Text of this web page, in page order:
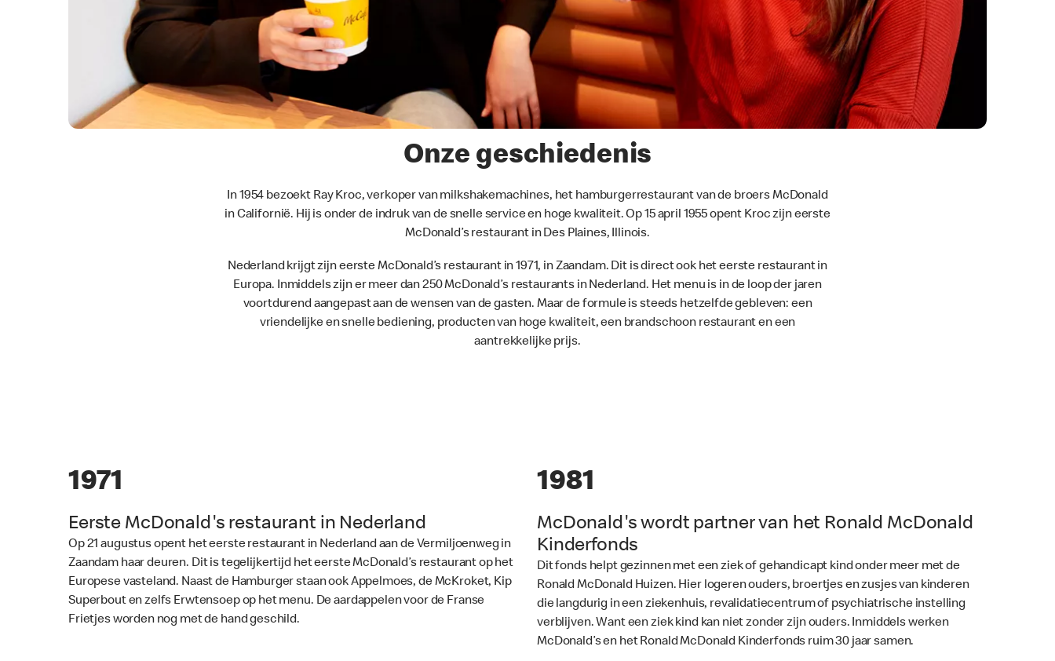
Onze geschiedenis
In 1954 bezoekt Ray Kroc, verkoper van milkshakemachines, het hamburgerrestaurant van de broers McDonald
in Californië. Hij is onder de indruk van de snelle service en hoge kwaliteit. Op 15 april 1955 opent Kroc zijn eerste
McDonald’s restaurant in Des Plaines, Illinois.
Nederland krijgt zijn eerste McDonald’s restaurant in 1971, in Zaandam. Dit is direct ook het eerste restaurant in
Europa. Inmiddels zijn er meer dan 250 McDonald’s restaurants in Nederland. Het menu is in de loop der jaren
voortdurend aangepast aan de wensen van de gasten. Maar de formule is steeds hetzelfde gebleven: een
vriendelijke en snelle bediening, producten van hoge kwaliteit, een brandschoon restaurant en een
aantrekkelijke prijs.
1971
Eerste McDonald's restaurant in Nederland
Op 21 augustus opent het eerste restaurant in Nederland aan de Vermiljoenweg in
Zaandam haar deuren. Dit is tegelijkertijd het eerste McDonald’s restaurant op het
Europese vasteland. Naast de Hamburger staan ook Appelmoes, de McKroket, Kip
Superbout en zelfs Erwtensoep op het menu. De aardappelen voor de Franse
Frietjes worden nog met de hand geschild.
1981
McDonald's wordt partner van het Ronald McDonald
Kinderfonds
Dit fonds helpt gezinnen met een ziek of gehandicapt kind onder meer met de
Ronald McDonald Huizen. Hier logeren ouders, broertjes en zusjes van kinderen
die langdurig in een ziekenhuis, revalidatiecentrum of psychiatrische instelling
verblijven. Want een ziek kind kan niet zonder zijn ouders. Inmiddels werken
McDonald’s en het Ronald McDonald Kinderfonds ruim 30 jaar samen.